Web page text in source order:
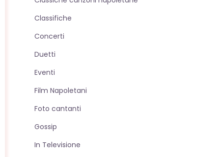
Classifiche
Concerti
Duetti
Eventi
Film Napoletani
Foto cantanti
Gossip
In Televisione